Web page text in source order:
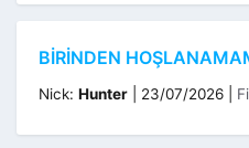
BIRINDEN
Nick: Hunter 23/07/2026